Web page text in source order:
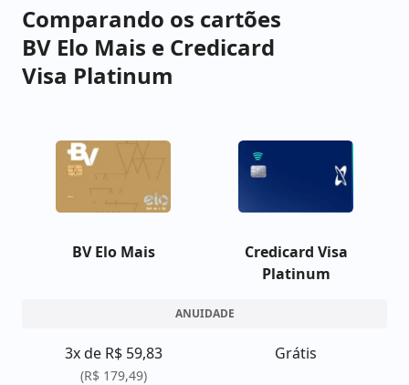
Comparando os cartões
BV Elo Mais e Credicard
Visa Platinum
BV Elo Mais
Credicard Visa
Platinum
ANUIDADE
3x de R$ 59,83
(R$ 179,49)
Grátis